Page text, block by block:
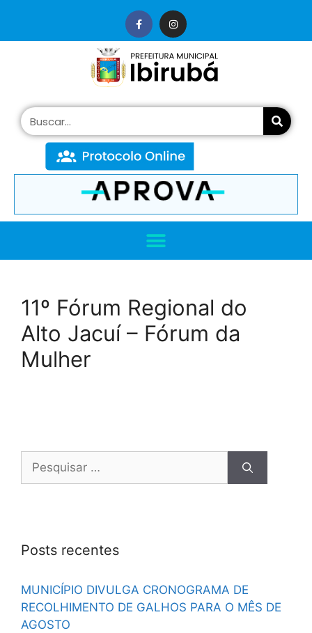
11º Fórum Regional do
Alto Jacuí – Fórum da
Mulher
Posts recentes
MUNICÍPIO DIVULGA CRONOGRAMA DE
RECOLHIMENTO DE GALHOS PARA O MÊS DE
AGOSTO